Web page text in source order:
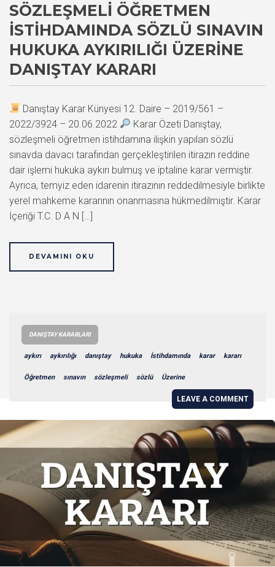
SÖZLEŞMELI ÖĞRETMEN
İSTIHDAMINDA SÖZLÜ SINAVIN
HUKUKA AYKIRILIĞI ÜZERINE
DANIŞTAY KARARI
Danıştay Karar Künyesi 12. Daire – 2019/561 –
2022/3924 – 20.06.2022
Karar Özeti Danıştay,
sözleşmeli öğretmen istihdamına ilişkin yapılan sözlü
sınavda davacı tarafından gerçekleştirilen itirazın reddine
dair işlemi hukuka aykırı bulmuş ve iptaline karar vermiştir.
Ayrıca, temyiz eden idarenin itirazının reddedilmesiyle birlikte
yerel mahkeme kararının onanmasına hükmedilmiştir. Karar
İçeriği T.C. D A N […]
DEVAMINI OKU
DANIŞTAY KARARLARI
aykırı aykırılığı danıştay hukuka İstihdamında karar kararı
Öğretmen sınavın sözleşmeli sözlü Üzerine
LEAVE A COMMENT